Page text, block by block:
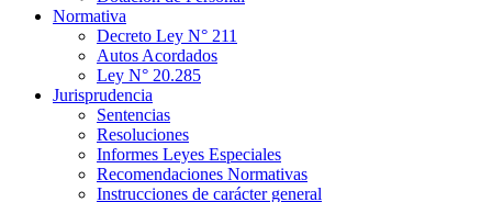
Normativa
Decreto Ley N° 211
Autos Acordados
Ley N° 20.285
Jurisprudencia
Sentencias
Resoluciones
Informes Leyes Especiales
Recomendaciones Normativas
Instrucciones de carácter general